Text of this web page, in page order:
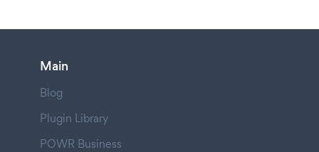
Main
Blog
Plugin Library
POWR Business